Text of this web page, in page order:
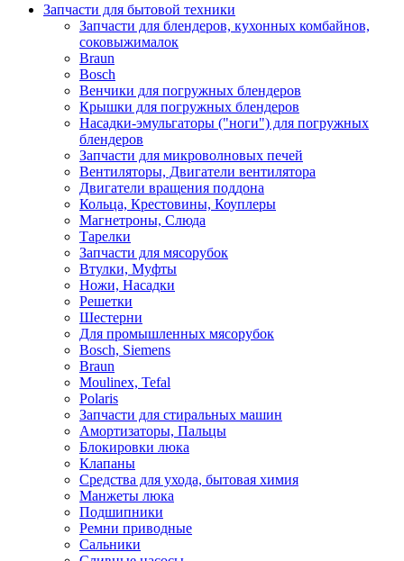
Запчасти для бытовой техники
Запчасти для блендеров, кухонных комбайнов,
соковыжималок
Braun
Bosch
Венчики для погружных блендеров
Крышки для погружных блендеров
Насадки-эмульгаторы ("ноги") для погружных
блендеров
Запчасти для микроволновых печей
Вентиляторы, Двигатели вентилятора
Двигатели вращения поддона
Кольца, Крестовины, Коуплеры
Магнетроны, Слюда
Тарелки
Запчасти для мясорубок
Втулки, Муфты
Ножи, Насадки
Решетки
Шестерни
Для промышленных мясорубок
Bosch, Siemens
Braun
Moulinex, Tefal
Polaris
Запчасти для стиральных машин
Амортизаторы, Пальцы
Блокировки люка
Клапаны
Средства для ухода, бытовая химия
Манжеты люка
Подшипники
Ремни приводные
Сальники